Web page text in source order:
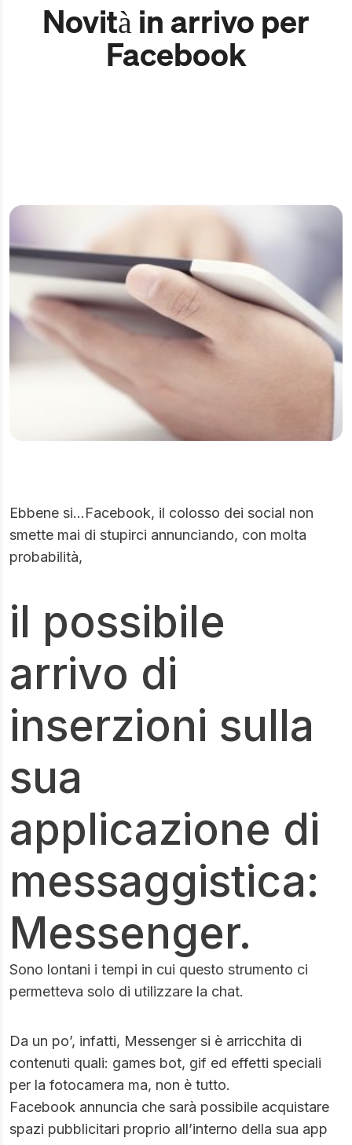
Novità in arrivo per
Facebook
Ebbene si…Facebook, il colosso dei social non
smette mai di stupirci annunciando, con molta
probabilità,
il possibile
arrivo di
inserzioni sulla
sua
applicazione di
messaggistica:
Messenger.
Sono lontani i tempi in cui questo strumento ci
permetteva solo di utilizzare la chat.
Da un po’, infatti, Messenger si è arricchita di
contenuti quali: games bot, gif ed effetti speciali
per la fotocamera ma, non è tutto.
Facebook annuncia che sarà possibile acquistare
spazi pubblicitari proprio all’interno della sua app